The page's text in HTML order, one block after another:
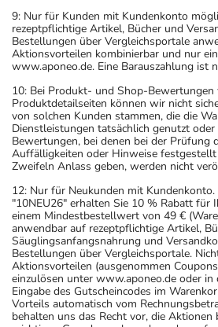
9: Nur für Kunden mit Kundenkonto
rezeptpflichtige Artikel, Bücher und
Bestellungen über Vergleichsportale
Aktionsvorteilen kombinierbar und nur
www.aponeo.de. Eine Barauszahlung ist
10: Bei Produkt- und Shop-Bewertungen
Produktdetailseiten können wir nicht
von solchen Kunden stammen, die die
Dienstleistungen tatsächlich genutzt
Bewertungen, bei denen bei der Prüfung
Auffälligkeiten oder Hinweise
Zweifeln Anlass geben, werden nicht
12: Nur für Neukunden mit
"10NEU26" erhalten Sie 10 % Rabatt für
einem Mindestbestellwert von 49 €
anwendbar auf rezeptpflichtige Artikel,
Säuglingsanfangsnahrung und
Bestellungen über Vergleichsportale.
Aktionsvorteilen (ausgenommen
einzulösen unter www.aponeo.de oder in
Eingabe des Gutscheincodes im
Vorteils automatisch vom
behalten uns das Recht vor, die Aktionen